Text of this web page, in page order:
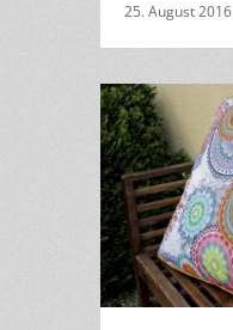
25. August 2016